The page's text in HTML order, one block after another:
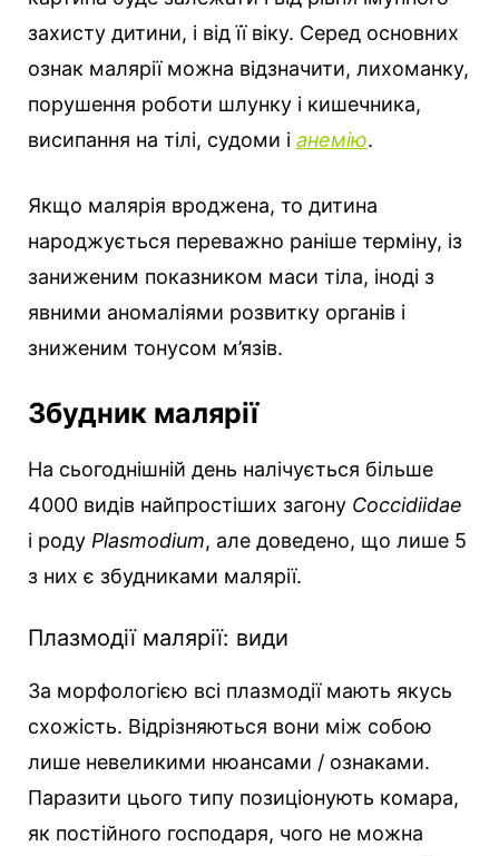
захисту дитини, і від її віку. Серед основних
ознак малярії можна відзначити, лихоманку,
порушення роботи шлунку і кишечника,
висипання на тілі, судоми і анемію.
Якщо малярія вроджена, то дитина
народжується переважно раніше терміну, із
заниженим показником маси тіла, іноді з
явними аномаліями розвитку органів і
зниженим тонусом м’язів.
Збудник малярії
На сьогоднішній день налічується більше
4000 видів найпростіших загону Coccidiidae
і роду Plasmodium, але доведено, що лише 5
з них є збудниками малярії.
Плазмодії малярії: види
За морфологією всі плазмодії мають якусь
схожість. Відрізняються вони між собою
лише невеликими нюансами / ознаками.
Паразити цього типу позиціонують комара,
як постійного господаря, чого не можна